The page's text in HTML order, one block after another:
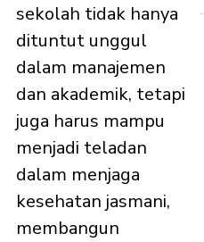
sekolah tidak hanya
dituntut unggul
dalam manajemen
dan akademik, tetapi
juga harus mampu
menjadi teladan
dalam menjaga
kesehatan jasmani,
membangun